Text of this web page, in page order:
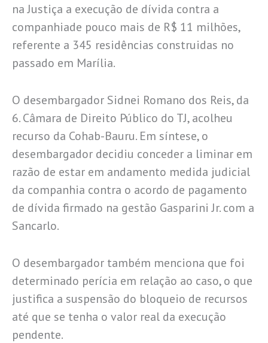
na Justiça a execução de dívida contra a
companhiade pouco mais de R$ 11 milhões,
referente a 345 residências construidas no
passado em Marília.
O desembargador Sidnei Romano dos Reis, da
6. Câmara de Direito Público do TJ, acolheu
recurso da Cohab-Bauru. Em síntese, o
desembargador decidiu conceder a liminar em
razão de estar em andamento medida judicial
da companhia contra o acordo de pagamento
de dívida firmado na gestão Gasparini Jr. com a
Sancarlo.
O desembargador também menciona que foi
determinado perícia em relação ao caso, o que
justifica a suspensão do bloqueio de recursos
até que se tenha o valor real da execução
pendente.